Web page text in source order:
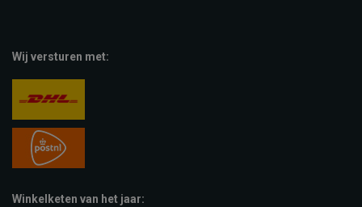
Wij versturen met:
Winkelketen van het jaar: